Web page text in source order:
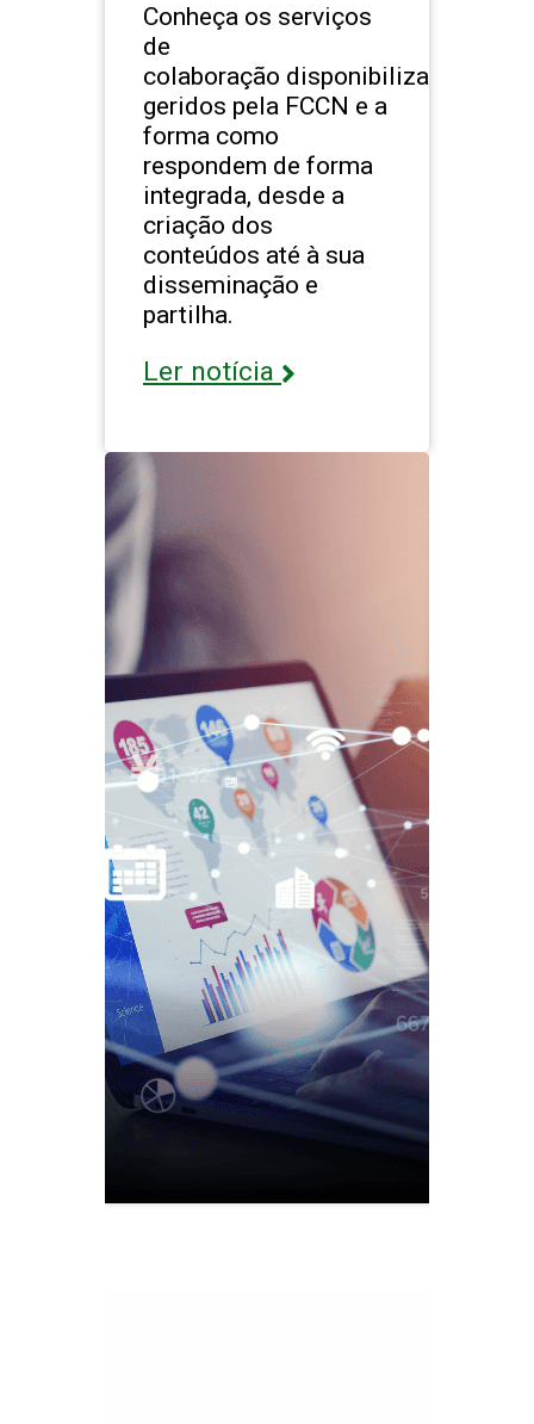
Conheça os serviços
de
colaboração disponibilizados e
geridos pela FCCN e a
forma como
respondem de forma
integrada, desde a
criação dos
conteúdos até à sua
disseminação e
partilha.
Ler notícia